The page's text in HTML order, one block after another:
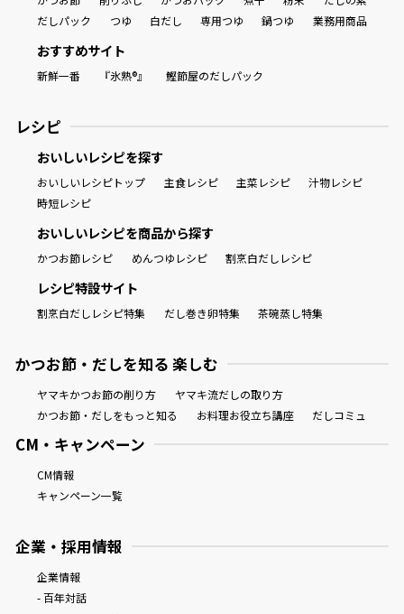
だしパック
つゆ 白だし 専用つゆ 鍋つゆ 業務用商品
おすすめサイト
新鮮一番 『氷熟®』 鰹節屋のだしパック
レシピ
おいしいレシピを探す
おいしいレシピトップ 主食レシピ 主菜レシピ
汁物レシピ
時短レシピ
おいしいレシピを商品から探す
かつお節レシピ めんつゆレシピ 割烹白だしレシピ
レシピ特設サイト
割烹白だしレシピ特集 だし巻き卵特集 茶碗蒸し特集
かつお節・だしを知る 楽しむ
ヤマキかつお節の削り方
ヤマキ流だしの取り方
かつお節・だしをもっと知る
お料理お役立ち講座 だしコミュ
CM・キャンペーン
CM情報
キャンペーン一覧
企業・採用情報
企業情報
- 百年対話